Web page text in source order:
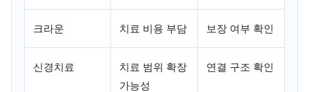
크라운 치료 비용 부담 보장 여부 확인
신경치료
치료 범위 확장
가능성
연결 구조 확인